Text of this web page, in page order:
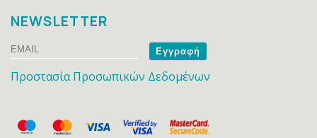
NEWSLETTER
Email
Name
Προστασία Προσωπικών Δεδομένων